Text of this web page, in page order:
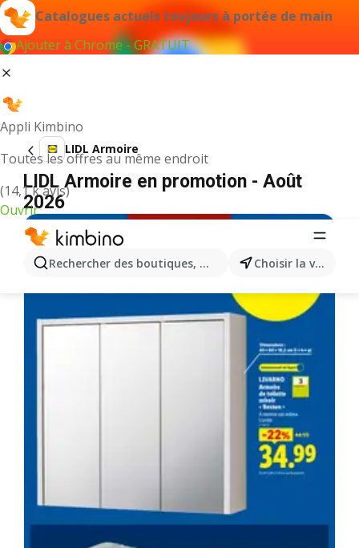
Catalogues actuels toujours à portée de main
Ajouter à Chrome - GRATUIT
Appli Kimbino
Toutes les offres au même endroit
(14,1 k avis)
Ouvrir
Rechercher des boutiques, des catégories, des Choisir la ville
LIDL Armoire
LIDL Armoire en promotion - Août
2026